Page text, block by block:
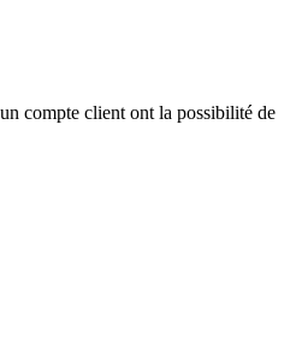
compte client ont la possibilité de